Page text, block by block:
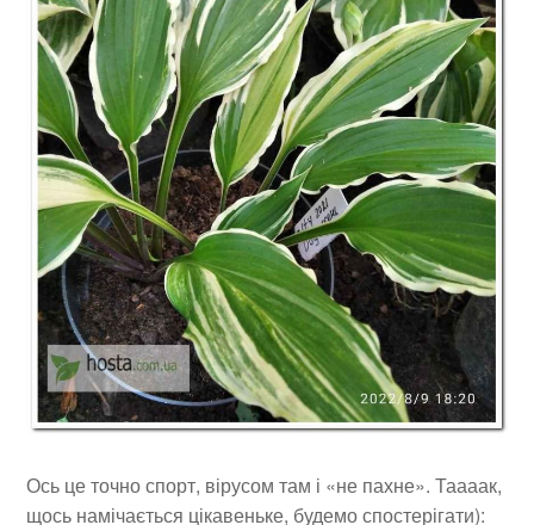
Ось це точно спорт, вірусом там і «не пахне». Таааак,
щось намічається цікавеньке, будемо спостерігати):